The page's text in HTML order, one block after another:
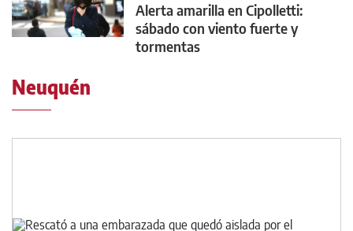
Alerta amarilla en Cipolletti:
sábado con viento fuerte y
tormentas
Neuquén